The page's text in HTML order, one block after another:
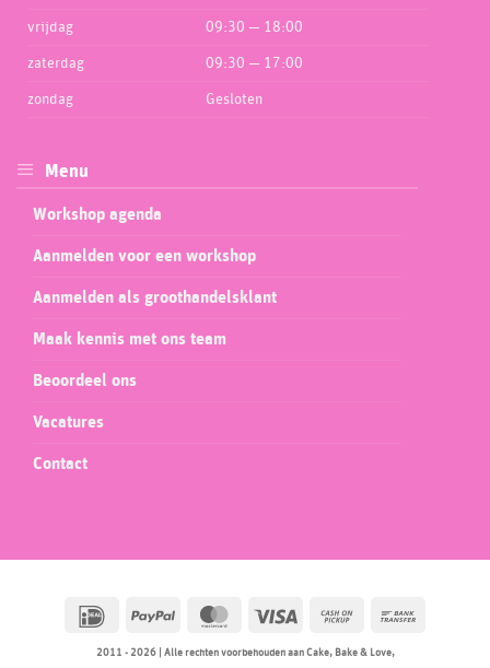
vrijdag 09:30 — 18:00
zaterdag 09:30 — 17:00
zondag Gesloten
Menu
Workshop agenda
Aanmelden voor een workshop
Aanmelden als groothandelsklant
Maak kennis met ons team
Beoordeel ons
Vacatures
Contact
IDeal PayPal MasterCardVisa
Cash
2011 - 2026 | Alle rechten voorbehouden aan Cake, Bake & Love,